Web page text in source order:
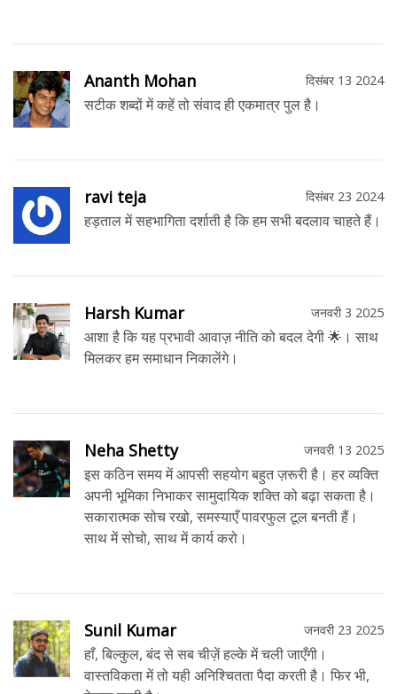
Ananth Mohan दिसंबर 13 2024
सटीक शब्दों में कहें तो संवाद ही एकमात्र पुल है।
ravi teja दिसंबर 23 2024
हड़ताल में सहभागिता दर्शाती है कि हम सभी बदलाव चाहते हैं।
Harsh Kumar जनवरी 3 2025
आशा है कि यह प्रभावी आवाज़ नीति को बदल देगी 🌟। साथ
मिलकर हम समाधान निकालेंगे।
Neha Shetty जनवरी 13 2025
इस कठिन समय में आपसी सहयोग बहुत ज़रूरी है। हर व्यक्ति
अपनी भूमिका निभाकर सामुदायिक शक्ति को बढ़ा सकता है।
सकारात्मक सोच रखो, समस्याएँ पावरफुल टूल बनती हैं।
साथ में सोचो, साथ में कार्य करो।
Sunil Kumar जनवरी 23 2025
हाँ, बिल्कुल, बंद से सब चीज़ें हल्के में चली जाएँगी।
वास्तविकता में तो यही अनिश्चितता पैदा करती है। फिर भी,